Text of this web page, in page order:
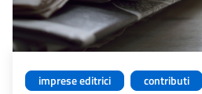
imprese editrici contributi